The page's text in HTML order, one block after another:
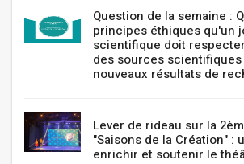
Question de la semaine :
principes éthiques qu'un
scientifique doit
des sources
nouveaux résultats de
Lever de rideau sur la
"Saisons de la Création" :
enrichir et soutenir le